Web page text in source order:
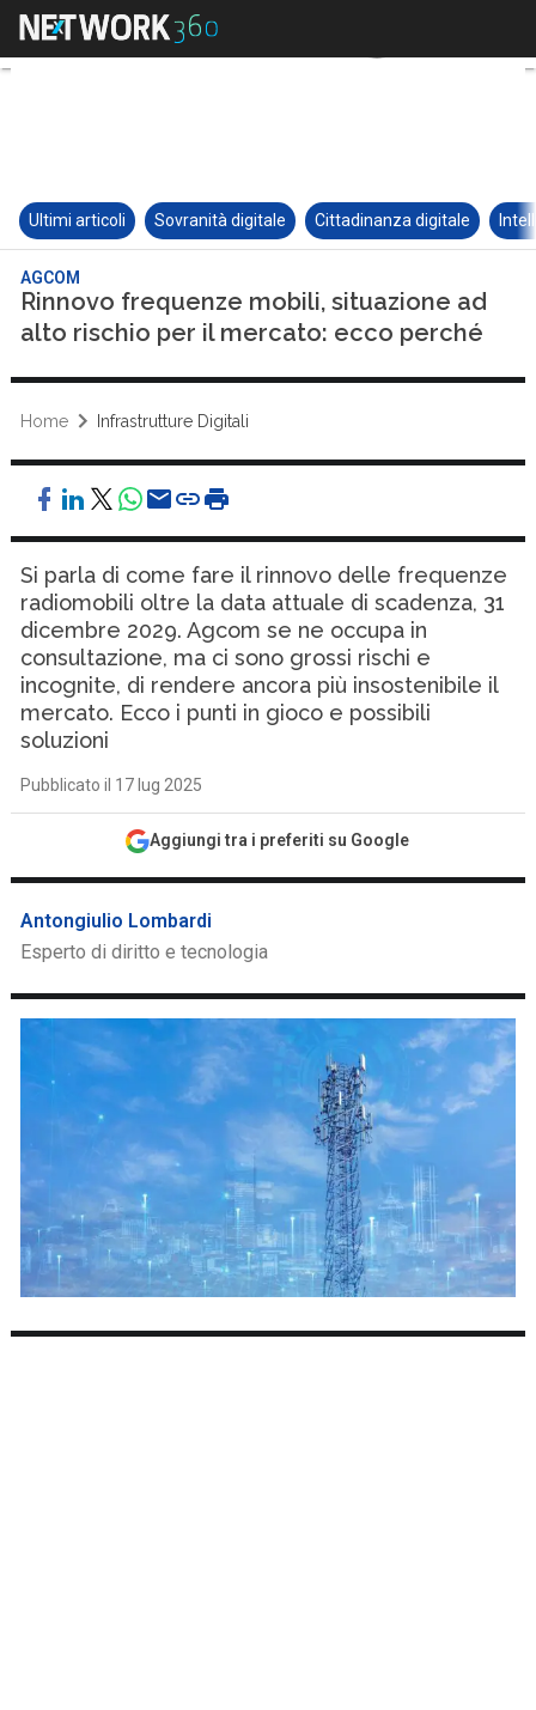
Ultimi articoli Sovranità digitale Cittadinanza digitale
AGCOM
Rinnovo frequenze mobili, situazione ad
alto rischio per il mercato: ecco perché
Home Infrastrutture Digitali
Si parla di come fare il rinnovo delle frequenze
radiomobili oltre la data attuale di scadenza, 31
dicembre 2029. Agcom se ne occupa in
consultazione, ma ci sono grossi rischi e
incognite, di rendere ancora più insostenibile il
mercato. Ecco i punti in gioco e possibili
soluzioni
Pubblicato il 17 lug 2025
Aggiungi tra i preferiti su Google
Antongiulio Lombardi
Esperto di diritto e tecnologia